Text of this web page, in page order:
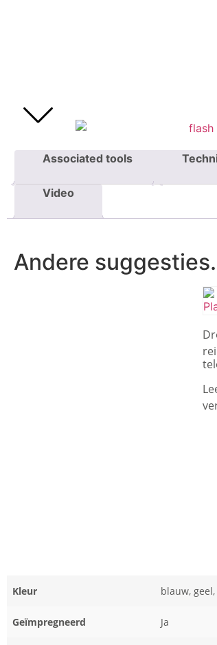
Associated tools
Video
Andere
Kleur blauw,
Geïmpregneerd Ja